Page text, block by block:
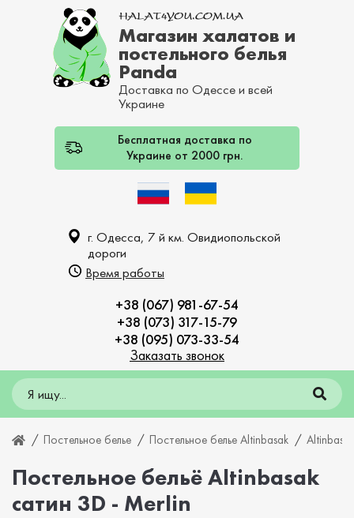
Магазин халатов и
постельного белья
Panda
Доставка по Одессе и всей
Украине
Бесплатная доставка по
Украине от 2000 грн.
г. Одесса, 7 й км. Овидиопольской
дороги
Время работы
+38 (067) 981-67-54
+38 (073) 317-15-79
+38 (095) 073-33-54
Заказать звонок
Постельное белье Постельное белье Altinbasak
Постельное бельё Altinbasak
сатин 3D - Merlin